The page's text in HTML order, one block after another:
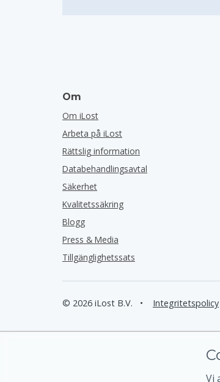
Om
Om iLost
Arbeta på iLost
Rättslig information
Databehandlingsavtal
Säkerhet
Kvalitetssäkring
Blogg
Press & Media
Tillgänglighetssats
© 2026 iLost B.V. • Integritetspolicy
Vi